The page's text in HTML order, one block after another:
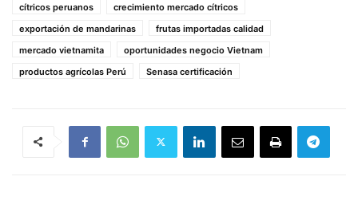
cítricos peruanos
crecimiento mercado cítricos
exportación de mandarinas
frutas importadas calidad
mercado vietnamita
oportunidades negocio Vietnam
productos agrícolas Perú
Senasa certificación